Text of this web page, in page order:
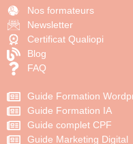
Nos formateurs
Newsletter
Certificat Qualiopi
Blog
FAQ
Guide Formation
Guide Formation IA
Guide complet CPF
Guide Marketing Digital